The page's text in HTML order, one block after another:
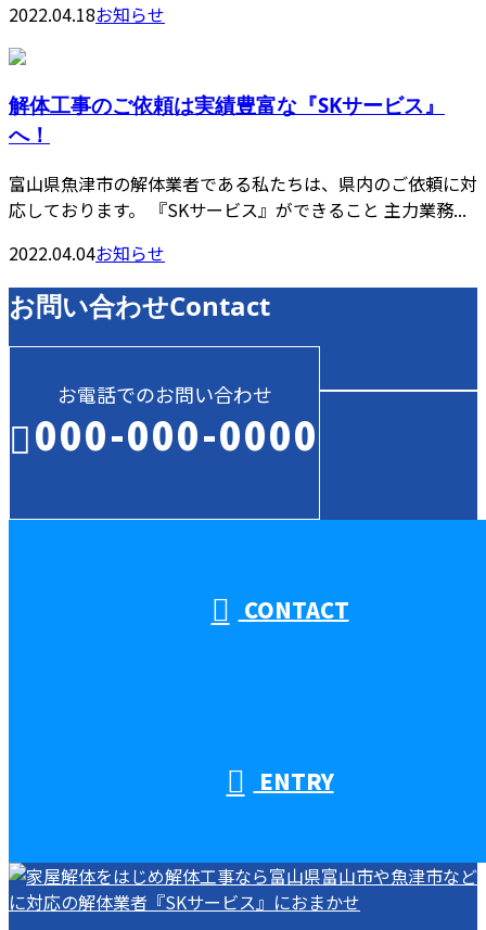
2022.04.18お知らせ
解体工事のご依頼は実績豊富な『SKサービス』
へ！
富山県魚津市の解体業者である私たちは、県内のご依頼に対
応しております。 『SKサービス』ができること 主力業務...
2022.04.04お知らせ
お問い合わせContact
お電話でのお問い合わせ
000-000-0000
CONTACT
ENTRY